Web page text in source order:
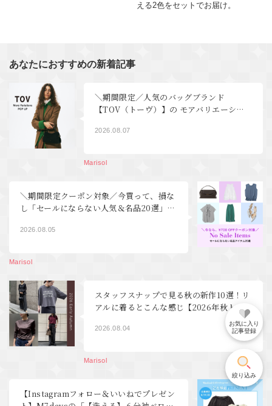
える2色をセットでお届け。
あなたにおすすめの新着記事
＼期間限定／人気のバッグブランド
【TOV（トーヴ）】の モアバリエーショ
2026.08.07
Marisol
＼期間限定クーポン対象／今買って、損な
し「セールにならない人気＆名品20選」
2026.08.05
Marisol
スタッフスナップで見る秋の新作10選！リ
アルに着るとこんな感じ【2026年秋トレ
2026.08.04
Marisol
【Instagramフォロー＆いいねでプレゼン
お気に入り
記事登録
絞り込み